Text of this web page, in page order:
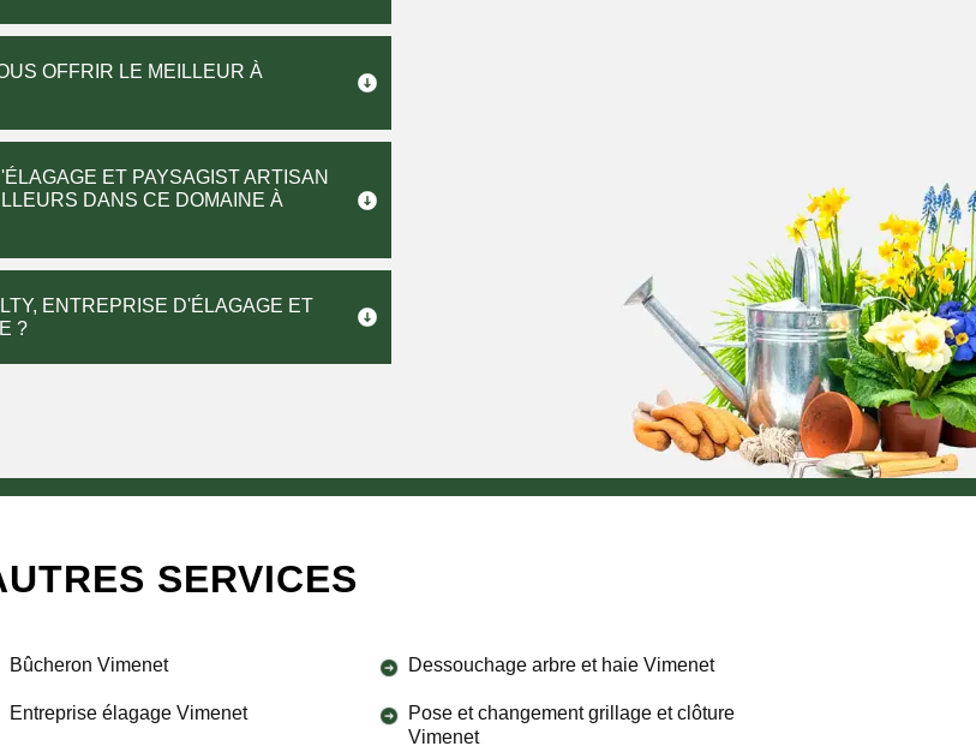
OFFRIR LE MEILLEUR À
ET PAYSAGIST ARTISAN
DANS CE DOMAINE À
ENTREPRISE D'ÉLAGAGE ET
?
SERVICES
Bûcheron Vimenet
Entreprise élagage Vimenet
Dessouchage arbre et haie Vimenet
Pose et changement grillage et clôture
Vimenet